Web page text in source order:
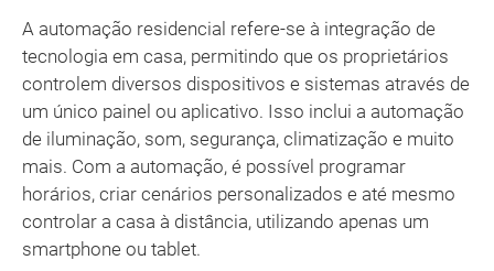
A automação residencial refere-se à integração de
tecnologia em casa, permitindo que os proprietários
controlem diversos dispositivos e sistemas através de
um único painel ou aplicativo. Isso inclui a automação
de iluminação, som, segurança, climatização e muito
mais. Com a automação, é possível programar
horários, criar cenários personalizados e até mesmo
controlar a casa à distância, utilizando apenas um
smartphone ou tablet.